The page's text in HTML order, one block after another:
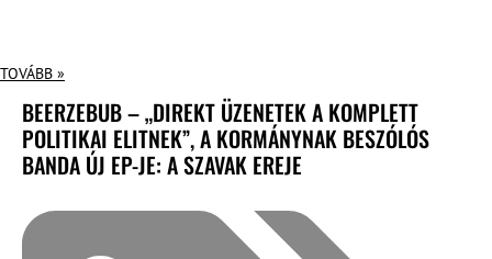
TOVÁBB »
BEERZEBUB – „DIREKT ÜZENETEK A KOMPLETT
POLITIKAI ELITNEK”, A KORMÁNYNAK BESZÓLÓS
BANDA ÚJ EP-JE: A SZAVAK EREJE